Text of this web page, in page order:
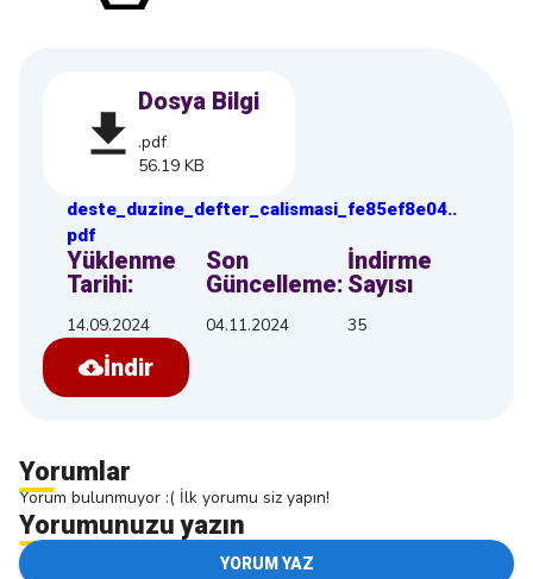
Dosya Bilgi
.pdf
56.19 KB
deste_duzine_defter_calismasi_fe85ef8e04..
pdf
Yüklenme
Tarihi:
14.09.2024
Son
Güncelleme:
04.11.2024
İndirme
Sayısı
35
İndir
Yorumlar
Yorum bulunmuyor :( İlk yorumu siz yapın!
Yorumunuzu yazın
YORUM YAZ